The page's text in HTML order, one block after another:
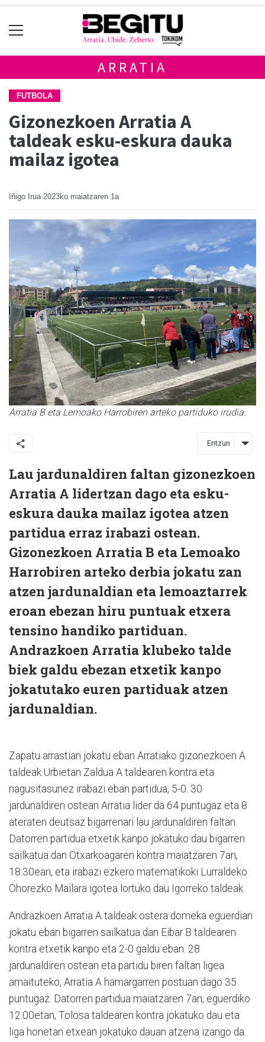
ARRATIA
FUTBOLA
Gizonezkoen Arratia A
taldeak esku-eskura dauka
mailaz igotea
Iñigo Irua 2023ko maiatzaren 1a
Arratia B eta Lemoako Harrobiren arteko partiduko irudia.
Entzun
Lau jardunaldiren faltan gizonezkoen
Arratia A lidertzan dago eta esku-
eskura dauka mailaz igotea atzen
partidua erraz irabazi ostean.
Gizonezkoen Arratia B eta Lemoako
Harrobiren arteko derbia jokatu zan
atzen jardunaldian eta lemoaztarrek
eroan ebezan hiru puntuak etxera
tensino handiko partiduan.
Andrazkoen Arratia klubeko talde
biek galdu ebezan etxetik kanpo
jokatutako euren partiduak atzen
jardunaldian.
Zapatu arrastian jokatu eban Arratiako gizonezkoen A
taldeak Urbietan Zaldua A taldearen kontra eta
nagusitasunez irabazi eban partidua, 5-0. 30
jardunaldiren ostean Arratia lider da 64 puntugaz eta 8
ateraten deutsaz bigarrenari lau jardunaldiren faltan.
Datorren partidua etxetik kanpo jokatuko dau bigarren
sailkatua dan Otxarkoagaren kontra maiatzaren 7an,
18:30ean, eta irabazi ezkero matematikoki Lurraldeko
Ohorezko Mailara igotea lortuko dau Igorreko taldeak.
Andrazkoen Arratia A taldeak ostera domeka eguerdian
jokatu eban bigarren sailkatua dan Eibar B taldearen
kontra etxetik kanpo eta 2-0 galdu eban. 28
jardunaldiren ostean eta partidu biren faltan ligea
amaituteko, Arratia A hamargarren postuan dago 35
puntugaz. Datorren partidua maiatzaren 7an, eguerdiko
12:00etan, Tolosa taldearen kontra jokatuko dau eta
liga honetan etxean jokatuko dauan atzena izango da.